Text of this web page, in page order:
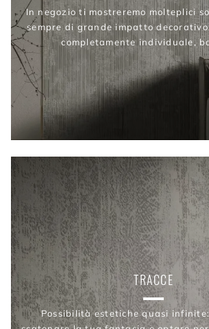
In negozio ti mostreremo molteplici
sempre di grande impatto
completamente individuale,
TRACCE
Possibilità estetiche quasi